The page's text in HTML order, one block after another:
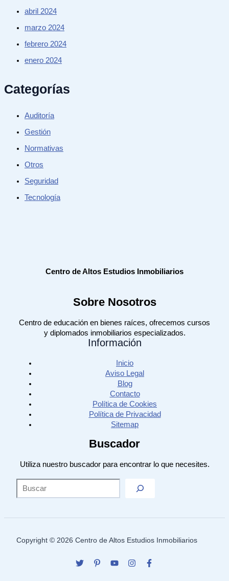
abril 2024
marzo 2024
febrero 2024
enero 2024
Categorías
Auditoría
Gestión
Normativas
Otros
Seguridad
Tecnología
Centro de Altos Estudios Inmobiliarios
Sobre Nosotros
Centro de educación en bienes raíces, ofrecemos cursos
y diplomados inmobiliarios especializados.
Información
Inicio
Aviso Legal
Blog
Contacto
Política de Cookies
Política de Privacidad
Sitemap
Buscador
Utiliza nuestro buscador para encontrar lo que necesites.
Copyright © 2026 Centro de Altos Estudios Inmobiliarios